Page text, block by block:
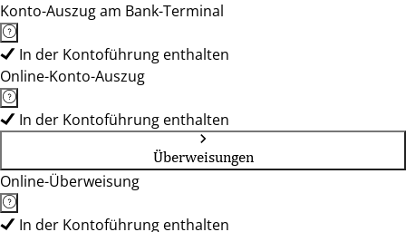
Konto-Auszug am Bank-Terminal
In der Kontoführung enthalten
Online-Konto-Auszug
In der Kontoführung enthalten
Überweisungen
Online-Überweisung
In der Kontoführung enthalten